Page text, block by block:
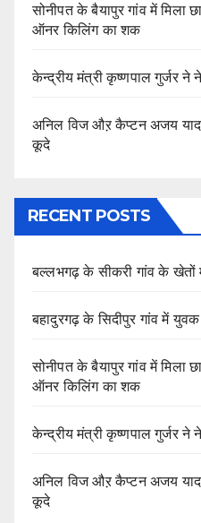
सोनीपत के बैयापुर गांव में मिला
ऑनर किलिंग का शक
केन्द्रीय मंत्री कृष्णपाल गुर्जर ने
अनिल विज औऱ कैप्टन अजय
कूदे
RECENT POSTS
बल्लभगढ़ के सीकरी गांव के
बहादुरगढ़ के सिदीपुर गांव में
सोनीपत के बैयापुर गांव में मिला
ऑनर किलिंग का शक
केन्द्रीय मंत्री कृष्णपाल गुर्जर ने
अनिल विज औऱ कैप्टन अजय
कूदे